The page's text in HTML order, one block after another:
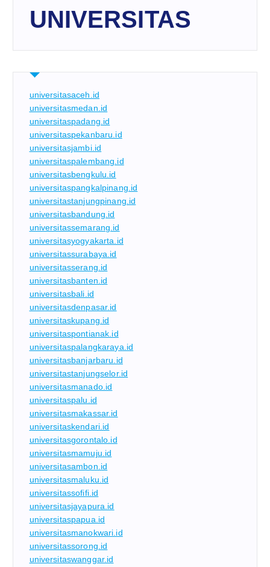
UNIVERSITAS
universitasaceh.id
universitasmedan.id
universitaspadang.id
universitaspekanbaru.id
universitasjambi.id
universitaspalembang.id
universitasbengkulu.id
universitaspangkalpinang.id
universitastanjungpinang.id
universitasbandung.id
universitassemarang.id
universitasyogyakarta.id
universitassurabaya.id
universitasserang.id
universitasbanten.id
universitasbali.id
universitasdenpasar.id
universitaskupang.id
universitaspontianak.id
universitaspalangkaraya.id
universitasbanjarbaru.id
universitastanjungselor.id
universitasmanado.id
universitaspalu.id
universitasmakassar.id
universitaskendari.id
universitasgorontalo.id
universitasmamuju.id
universitasambon.id
universitasmaluku.id
universitassofifi.id
universitasjayapura.id
universitaspapua.id
universitasmanokwari.id
universitassorong.id
universitaswanggar.id